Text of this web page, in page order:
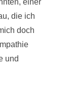
die ich
doch
und